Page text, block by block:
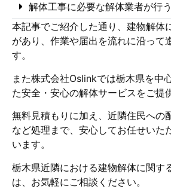
解体工事に必要な解体業者が行
本記事でご紹介した通り、建物解体
があり、作業や届出を流れに沿って
す。
また株式会社Oslinkでは栃木県を中
た安全・安心の解体サービスをご提
無料見積もりに加え、近隣住民への
など処理まで、安心してお任せいた
います。
栃木県近隣における建物解体に関す
は、お気軽にご相談ください。